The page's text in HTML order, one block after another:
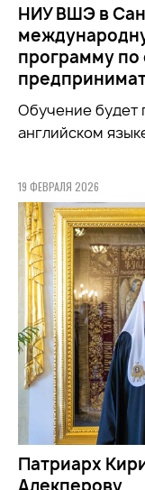
НИУ ВШЭ в
программу
Обучение будет
английском
19 ФЕВРАЛЯ 2026
Патриарх